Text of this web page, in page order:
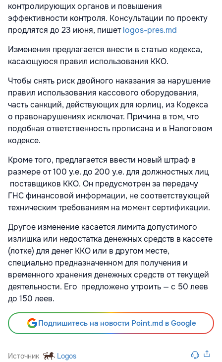
контролирующих органов и повышения
эффективности контроля. Консультации по проекту
продлятся до 23 июня, пишетlogos-pres.md
Изменения предлагается внести в статью кодекса,
касающуюся правил использования ККО.
Чтобы снять риск двойного наказания за нарушение
правил использования кассового оборудования,
часть санкций, действующих для юрлиц, из Кодекса
о правонарушениях исключат. Причина в том, что
подобная ответственность прописана и в Налоговом
кодексе.
Кроме того, предлагается ввести новый штраф в
размере от 100 у.е. до 200 у.е. для должностных лиц
поставщиков ККО. Он предусмотрен за передачу
ГНС финансовой информации, не соответствующей
техническим требованиям на момент сертификации.
Другое изменение касается лимита допустимого
излишка или недостатка денежных средств в кассете
(лотке) для денег ККО или в другом месте,
специально предназначенном для получения и
временного хранения денежных средств от текущей
деятельности. Его предложено утроить — с 50 леев
до 150 леев.
Подпишитесь на новости Point.md в Google
Источник Logos